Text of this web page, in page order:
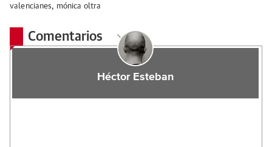
valencianes, mónica oltra
Comentarios
Héctor Esteban